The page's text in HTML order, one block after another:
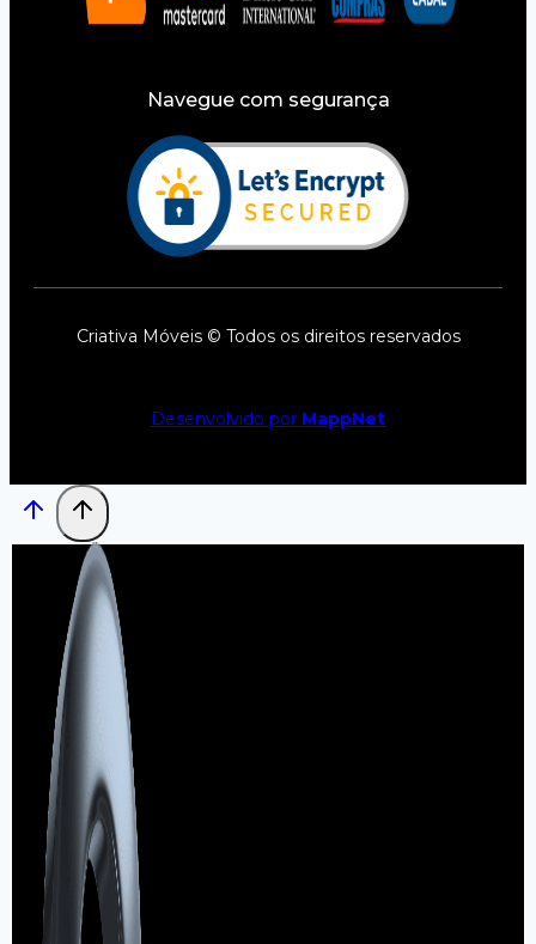
Navegue com segurança
Criativa Móveis © Todos os direitos reservados
Desenvolvido por MappNet